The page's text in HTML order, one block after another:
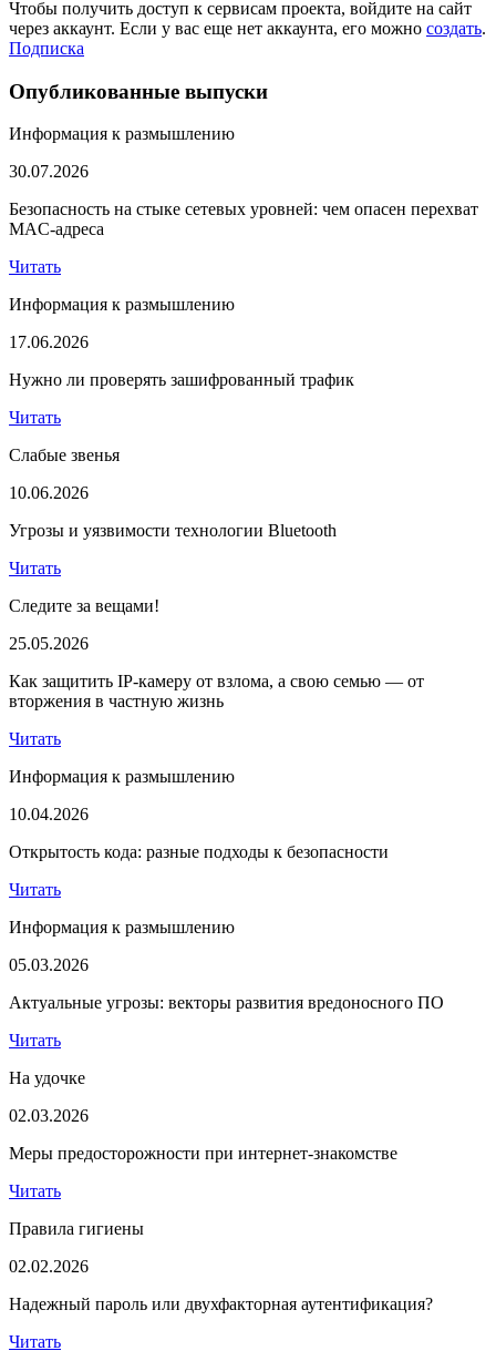
Чтобы получить доступ к сервисам проекта, войдите на сайт
через аккаунт. Если у вас еще нет аккаунта, его можно создать.
Подписка
Опубликованные выпуски
Информация к размышлению
30.07.2026
Безопасность на стыке сетевых уровней: чем опасен перехват
MAC-адреса
Читать
Информация к размышлению
17.06.2026
Нужно ли проверять зашифрованный трафик
Читать
Слабые звенья
10.06.2026
Угрозы и уязвимости технологии Bluetooth
Читать
Следите за вещами!
25.05.2026
Как защитить IP-камеру от взлома, а свою семью — от
вторжения в частную жизнь
Читать
Информация к размышлению
10.04.2026
Открытость кода: разные подходы к безопасности
Читать
Информация к размышлению
05.03.2026
Актуальные угрозы: векторы развития вредоносного ПО
Читать
На удочке
02.03.2026
Меры предосторожности при интернет-знакомстве
Читать
Правила гигиены
02.02.2026
Надежный пароль или двухфакторная аутентификация?
Читать